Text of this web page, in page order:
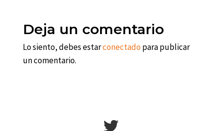
Deja un comentario
Lo siento, debes estarconectado para publicar
un comentario.